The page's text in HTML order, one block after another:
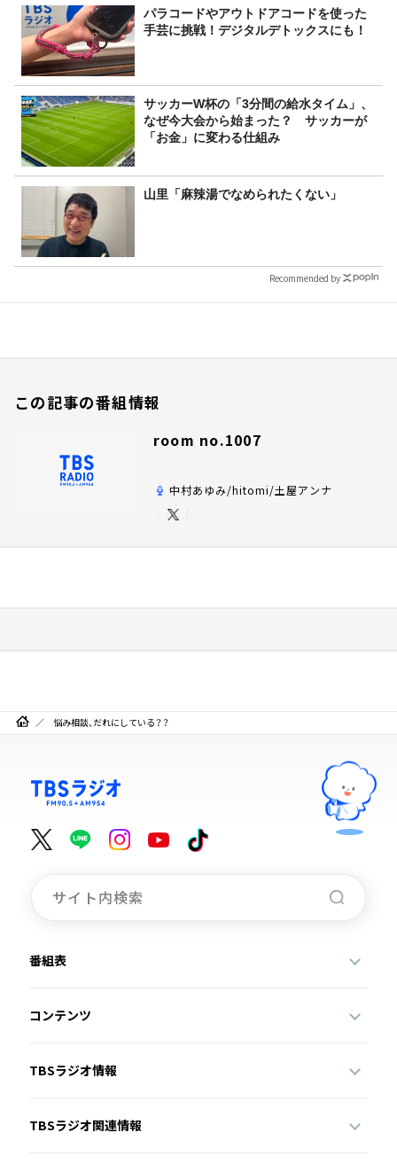
パラコードやアウトドアコードを使った
手芸に挑戦！デジタルデトックスにも！
サッカーW杯の「3分間の給水タイム」、
なぜ今大会から始まった？ サッカーが
「お金」に変わる仕組み
山里「麻辣湯でなめられたくない」
Recommended by
この記事の番組情報
room no.1007
中村あゆみ/hitomi/土屋アンナ
悩み相談、だれにしている？？
番組表
コンテンツ
TBSラジオ情報
TBSラジオ関連情報